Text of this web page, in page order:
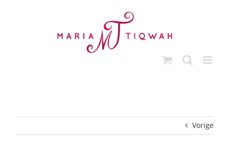
Vorige